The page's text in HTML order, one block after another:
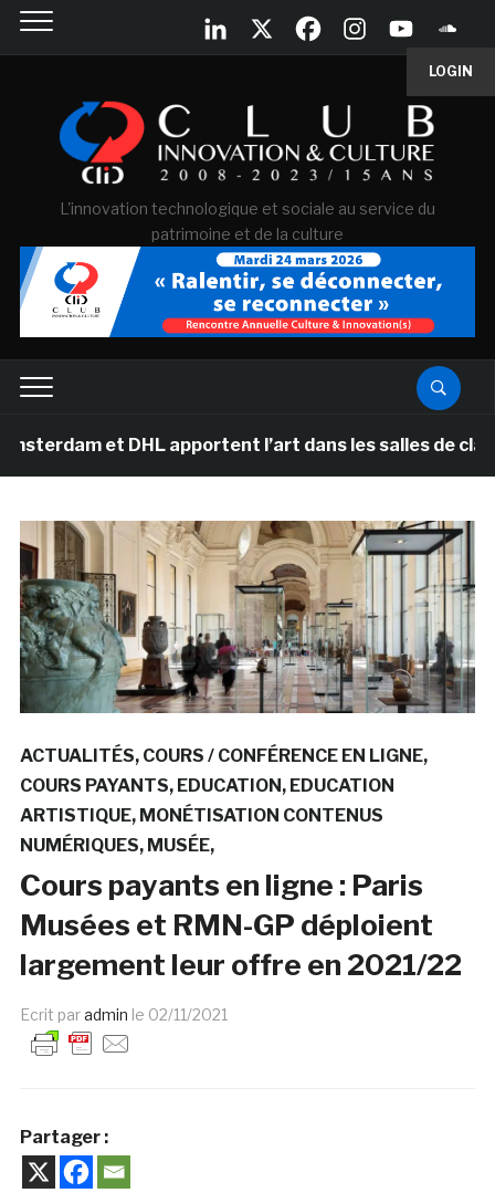
LOGIN
L'innovation technologique et sociale au service du
patrimoine et de la culture
et DHL apportent l’art dans les salles de classe
ACTUALITÉS COURS / CONFÉRENCE EN LIGNE
COURS PAYANTS EDUCATION EDUCATION
ARTISTIQUE MONÉTISATION CONTENUS
NUMÉRIQUES MUSÉE
Cours payants en ligne : Paris
Musées et RMN-GP déploient
largement leur offre en 2021/22
Ecrit paradmin le 02/11/2021
Partager :